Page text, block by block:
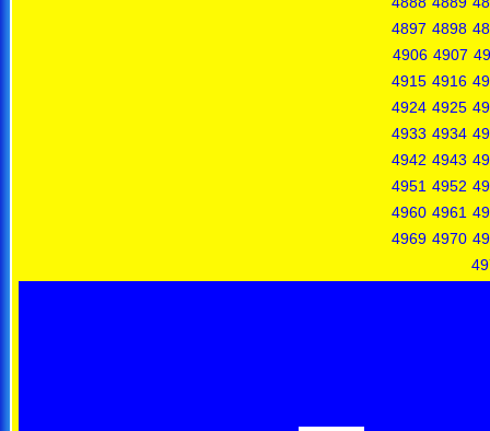
4897 4898
4906 4907
4915 4916
4924 4925
4933 4934
4942 4943
4951 4952
4960 4961
4969 4970